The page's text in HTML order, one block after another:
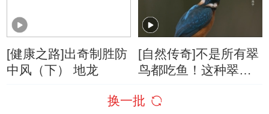
[健康之路]出奇制胜防
中风（下） 地龙
[自然传奇]不是所有翠
鸟都吃鱼！这种翠鸟
换一批